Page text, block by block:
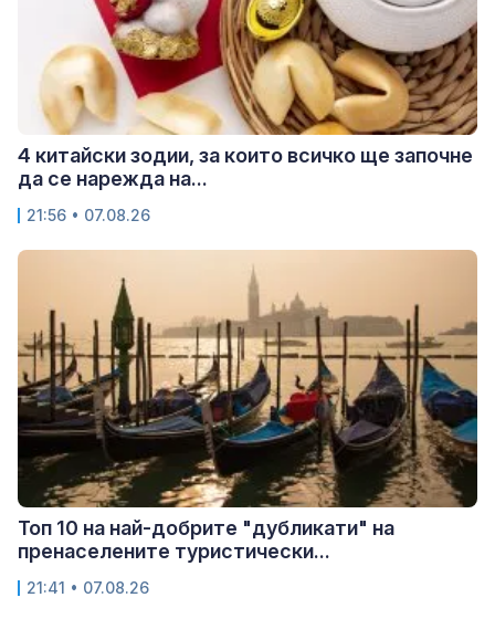
4 китайски зодии, за които всичко ще започне
да се нарежда на...
21:56 • 07.08.26
Топ 10 на най-добрите "дубликати" на
пренаселените туристически...
21:41 • 07.08.26